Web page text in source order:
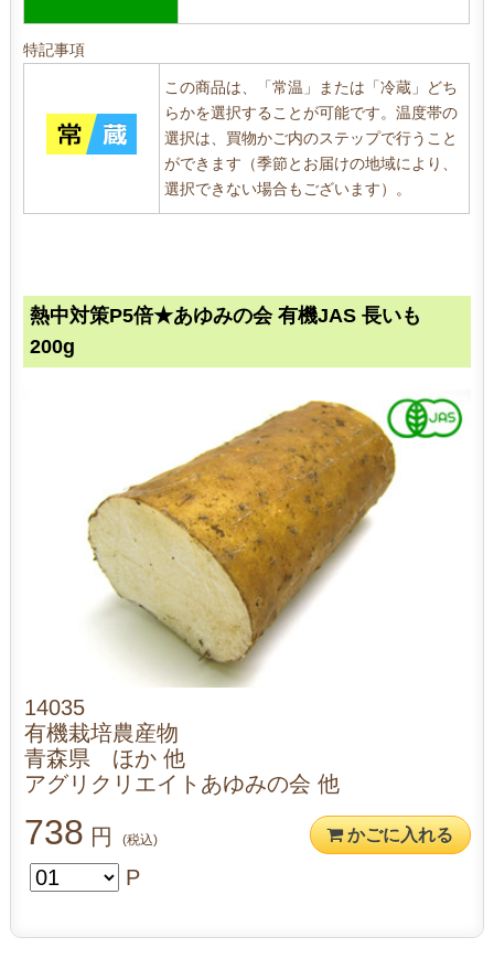
特記事項
この商品は、「常温」または「冷蔵」どち
らかを選択することが可能です。温度帯の
選択は、買物かご内のステップで行うこと
ができます（季節とお届けの地域により、
選択できない場合もございます）。
熱中対策P5倍★あゆみの会 有機JAS 長いも
200g
14035
有機栽培農産物
青森県 ほか 他
アグリクリエイトあゆみの会 他
738 円 (税込) かごに入れる
P